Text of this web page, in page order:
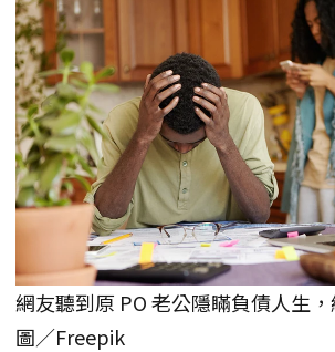
網友聽到原 PO 老公隱瞞負債人生
圖／Freepik